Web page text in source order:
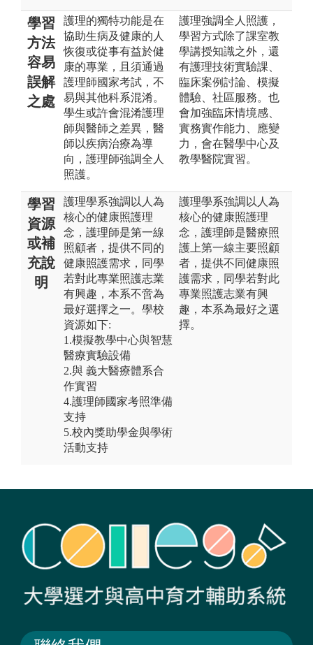
學習
方法
容易
誤解
之處
護理的獨特功能是在
協助生病及健康的人
恢復或從事有益於健
康的專業，且須通過
護理師國家考試，不
易與其他科系混淆。
學生或許會混淆護理
師與醫師之差異，醫
師以疾病治療為導
向，護理師強調全人
照護。
護理強調全人照護，
學習方式除了課室教
學講授知識之外，還
有護理技術實驗課、
臨床案例討論、模擬
體驗、社區服務。也
會加強臨床情境感、
實務實作能力、應變
力，會在醫學中心及
教學醫院實習。
學習
資源
或補
充說
明
護理學系強調以人為
核心的健康照護理
念，護理師是第一線
照顧者，提供不同的
健康照護需求，同學
若對此專業照護志業
有興趣，本系不啻為
最好選擇之一。學校
資源如下:
1.模擬教學中心與智慧
醫療實驗設備
2.與 義大醫療體系合
作實習
4.護理師國家考照準備
支持
5.校內獎助學金與學術
活動支持
護理學系強調以人為
核心的健康照護理
念，護理師是醫療照
護上第一線主要照顧
者，提供不同健康照
護需求，同學若對此
專業照護志業有興
趣，本系為最好之選
擇。